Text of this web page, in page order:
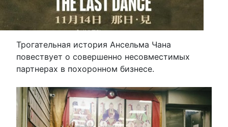
Трогательная история Ансельма Чана
повествует о совершенно несовместимых
партнерах в похоронном бизнесе.